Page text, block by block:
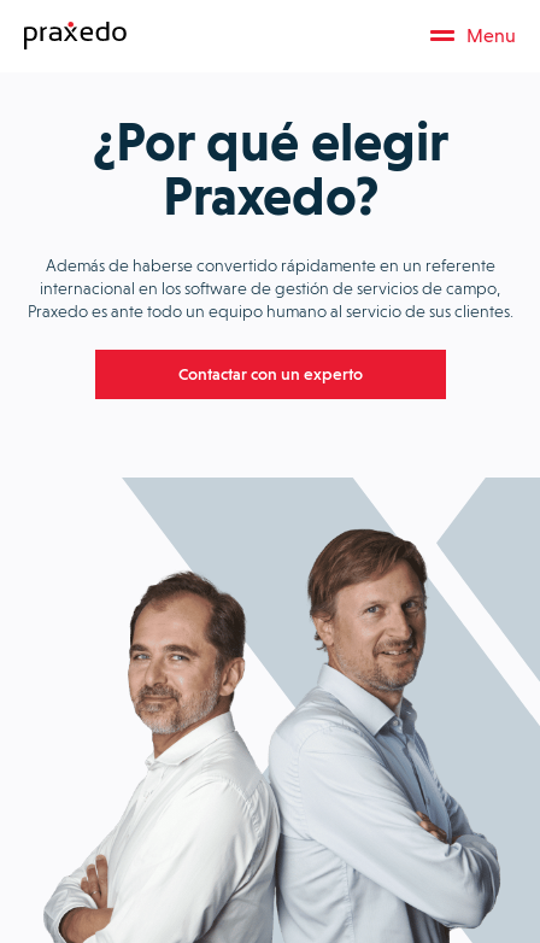
Menu
¿Por qué elegir
Praxedo?
Además de haberse convertido rápidamente en un referente
internacional en los software de gestión de servicios de campo,
Praxedo es ante todo un equipo humano al servicio de sus clientes.
Contactar con un experto